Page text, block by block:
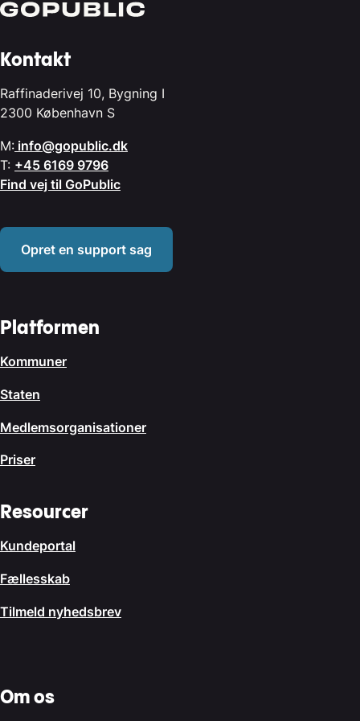
Kontakt
Raffinaderivej 10, Bygning I
2300 København S
M: info@gopublic.dk
T: +45 6169 9796
Find vej til GoPublic
Opret en support sag
Platformen
Kommuner
Staten
Medlemsorganisationer
Priser
Resourcer
Kundeportal
Fællesskab
Tilmeld nyhedsbrev
Om os